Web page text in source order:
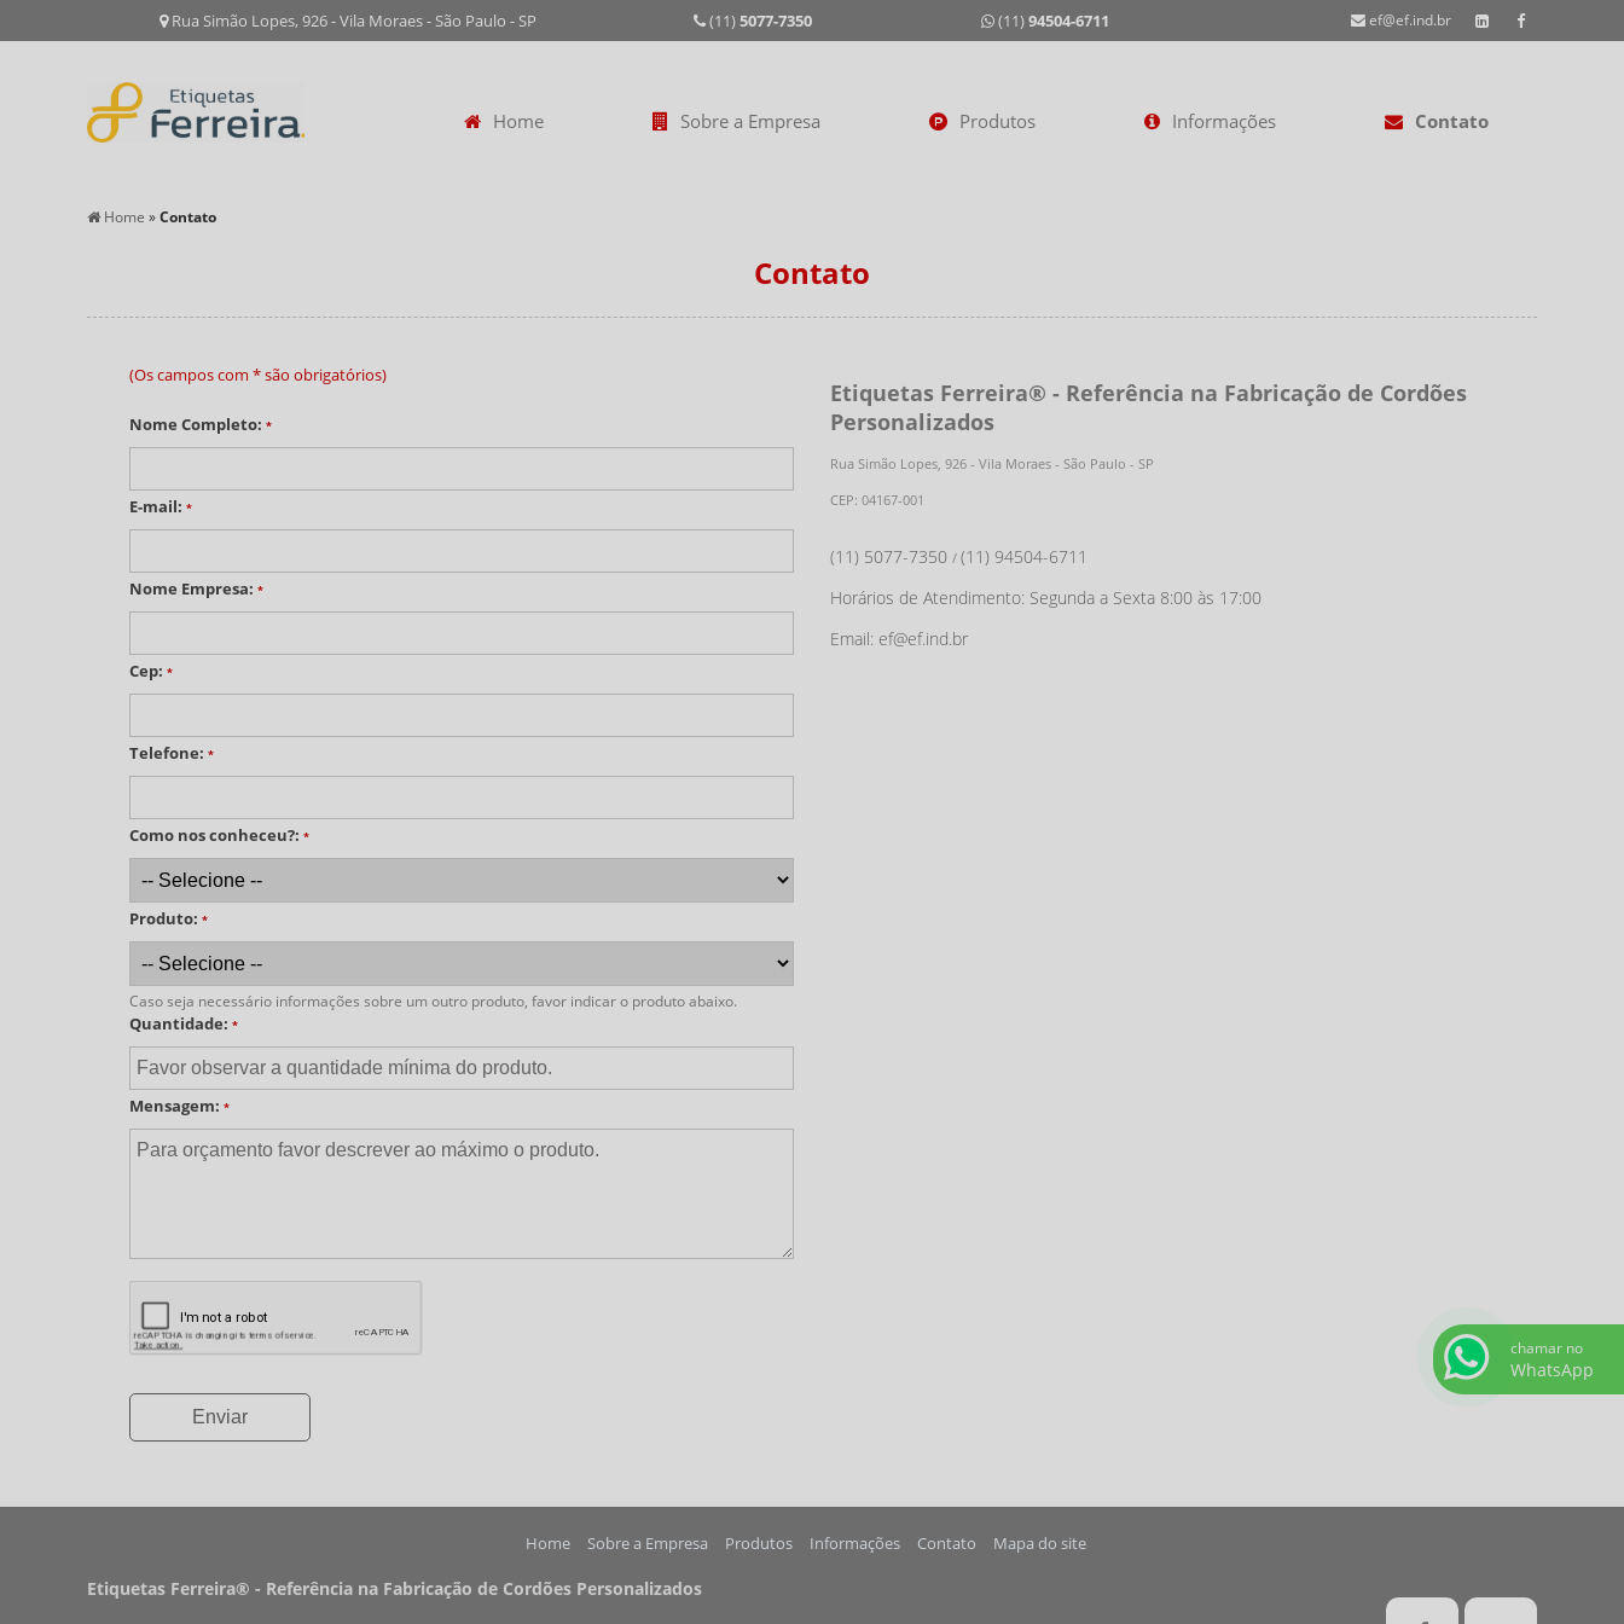
ef@ef.ind.br
Rua Simão Lopes, 926 - Vila Moraes - São Paulo - SP (11)5077-7350 (11)94504-6711
Home Sobre a Empresa Produtos Informações Contato
Home »Contato
Contato
(Os campos com * são obrigatórios)
Nome Completo: *
E-mail: *
Nome Empresa: *
Cep: *
Telefone: *
Como nos conheceu?: *
Produto: *
Caso seja necessário informações sobre um outro produto, favor indicar o produto abaixo.
Quantidade: *
Mensagem: *
Etiquetas Ferreira® - Referência na Fabricação de Cordões
Personalizados
Rua Simão Lopes, 926 - Vila Moraes - São Paulo - SP
CEP: 04167-001
(11) 5077-7350 / (11) 94504-6711
Horários de Atendimento: Segunda a Sexta 8:00 às 17:00
Email: ef@ef.ind.br
Home Sobre a Empresa Produtos Informações Contato Mapa do site
Etiquetas Ferreira® - Referência na Fabricação de Cordões Personalizados
chamar no
WhatsApp